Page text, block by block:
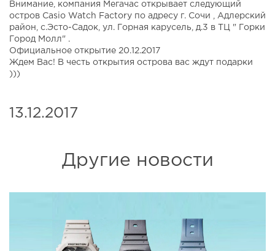
Внимание, компания Мегачас открывает следующий
остров Casio Watch Factory по адресу г. Сочи , Адлерский
район, с.Эсто-Садок, ул. Горная карусель, д.3 в ТЦ " Горки
Город Молл" .
Официальное открытие 20.12.2017
Ждем Вас! В честь открытия острова вас ждут подарки
)))
13.12.2017
Другие новости